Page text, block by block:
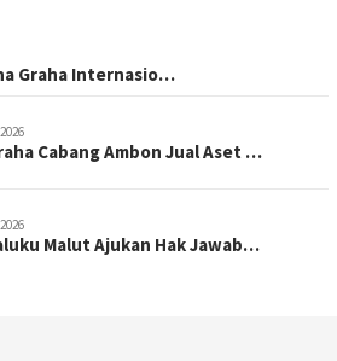
Graha Internasio…
Cabang Ambon Jual Aset …
Malut Ajukan Hak Jawab…